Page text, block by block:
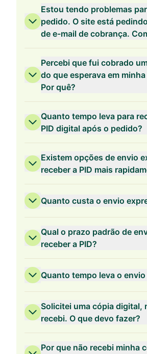
Validade de 2 Anos
Estou tendo problemas
pedido. O site está
de e-mail de cobrança.
Percebi que fui cobrado
do que esperava em
Por quê?
Quanto tempo leva para
PID digital após o pedido?
Existem opções de envio
receber a PID mais
Quanto custa o envio
Qual o prazo padrão de
receber a PID?
Quanto tempo leva o
Solicitei uma cópia digital,
recebi. O que devo fazer?
Por que não recebi minha